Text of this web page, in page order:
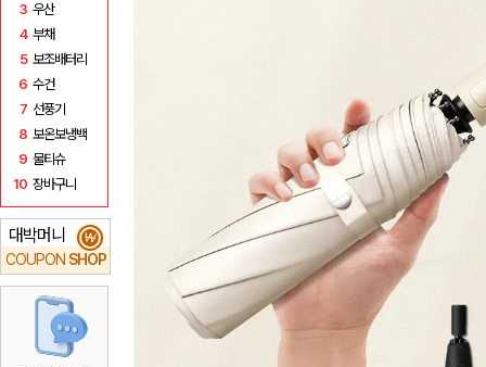
3 우산
4 부채
5 보조배터리
6 수건
7 선풍기
8 보온보냉백
9 물티슈
10 장바구니
대박머니
COUPON SHOP
₩